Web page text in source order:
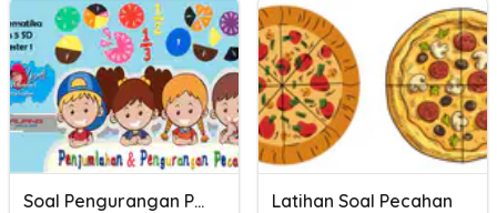
Soal Pengurangan Pecahan Latihan Soal Pecahan